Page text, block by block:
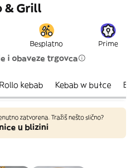
& Grill
Besplatno Prime
i obaveze trgovca
Rollo kebab Kebab w bułce
zatvorena. Tražiš nešto slično?
u blizini